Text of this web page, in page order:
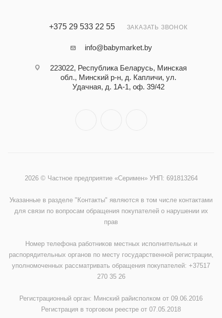
+375 29 533 22 55 ЗАКАЗАТЬ ЗВОНОК
info@babymarket.by
223022, Республика Беларусь, Минская
обл., Минский р-н, д. Капличи, ул.
Удачная, д. 1А-1, оф. 39/42
2026 © Частное предприятие «Серимен» УНП: 691813264
Указанные в разделе "Контакты" являются в том числе контактами
для связи по вопросам обращения покупателей о нарушении их
прав
Номер телефона работников местных исполнительных и
распорядительных органов по месту государственной регистрации,
уполномоченных рассматривать обращения покупателей: +37517
270 35 26
Регистрационный орган: Минский райисполком от 09.06.2016
Регистрация в торговом реестре от 07.05.2018